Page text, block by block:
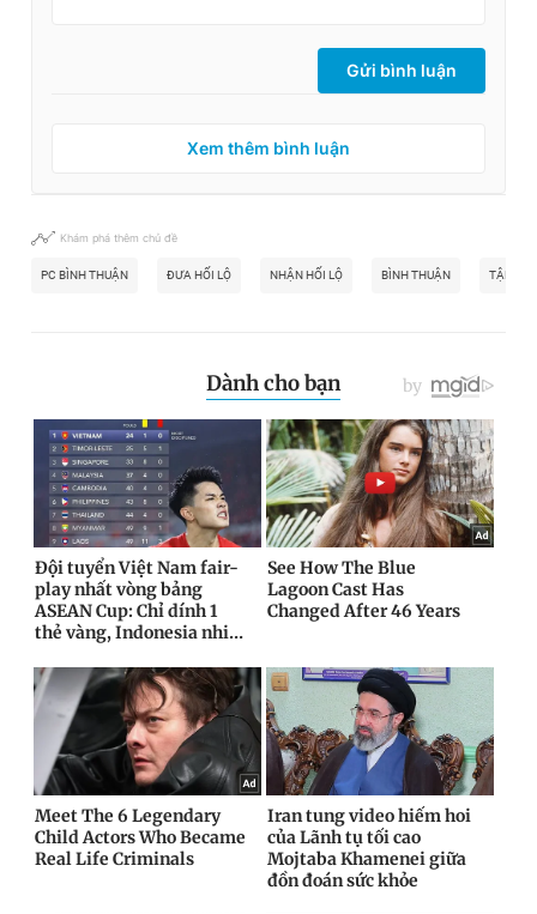
Gửi bình luận
Xem thêm bình luận
Khám phá thêm chủ đề
PC BÌNH THUẬN ĐƯA HỐI LỘ NHẬN HỐI LỘ BÌNH THUẬN TẬP